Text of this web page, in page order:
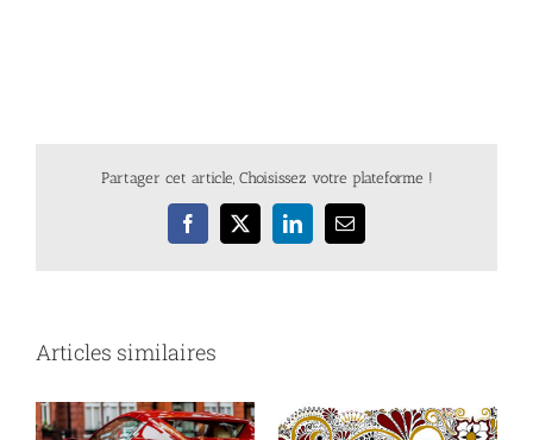
Partager cet article, Choisissez votre plateforme !
Facebook
X LinkedInEmail
Articles similaires